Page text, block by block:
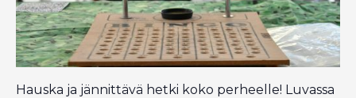
Hauska ja jännittävä hetki koko perheelle! Luvassa